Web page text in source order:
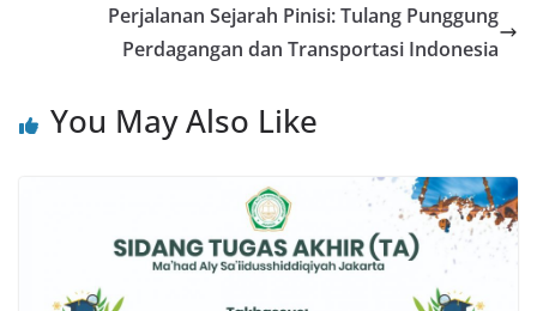
Perjalanan Sejarah Pinisi: Tulang Punggung
Perdagangan dan Transportasi Indonesia
You May Also Like